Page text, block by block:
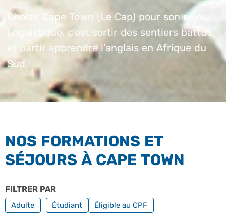
Choisir Cape Town (Le Cap) pour son séjour
linguistique, c’est sortir des sentiers battus
et partir apprendre l’anglais en Afrique du
Sud.
NOS FORMATIONS ET
SÉJOURS À CAPE TOWN
FILTRER PAR
Adulte Étudiant Éligible au CPF